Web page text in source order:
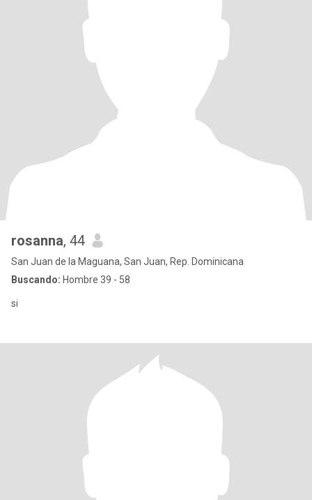
rosanna, 44
San Juan de la Maguana, San Juan, Rep. Dominicana
Buscando: Hombre 39 - 58
si